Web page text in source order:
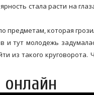
стала расти на
предметам, которая
и тут молодежь
из такого круговорота.